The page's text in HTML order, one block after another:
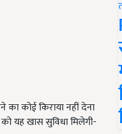
का कोई किराया नहीं देना
यह खास सुविधा मिलेगी-